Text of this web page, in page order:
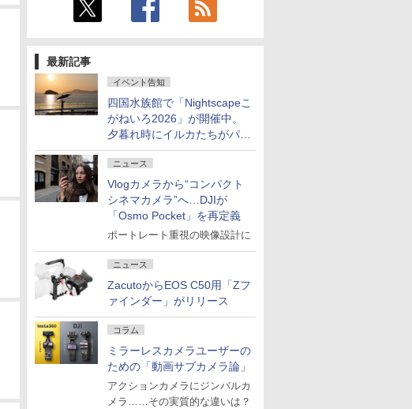
最新記事
イベント告知
四国水族館で「Nightscapeこ
がねいろ2026」が開催中。
夕暮れ時にイルカたちがパフ
ォーマンスを繰り広げる
ニュース
Vlogカメラから“コンパクト
シネマカメラ”へ…DJIが
「Osmo Pocket」を再定義
ポートレート重視の映像設計に
ニュース
ZacutoからEOS C50用「Zフ
ァインダー」がリリース
コラム
ミラーレスカメラユーザーの
ための「動画サブカメラ論」
アクションカメラにジンバルカ
メラ……その実質的な違いは？